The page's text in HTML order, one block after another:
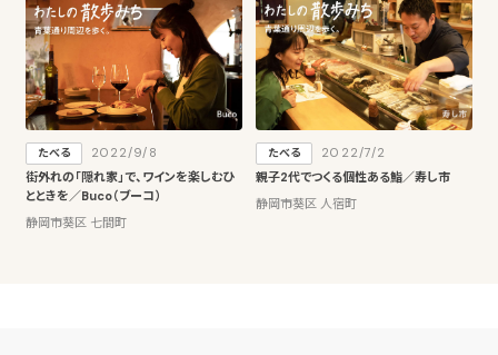
たべる
2022/9/8
街外れの「隠れ家」で、ワインを楽しむひ
とときを／Buco（ブーコ）
静岡市葵区 七間町
たべる
2022/7/2
親子2代でつくる個性ある鮨／寿し市
静岡市葵区 人宿町